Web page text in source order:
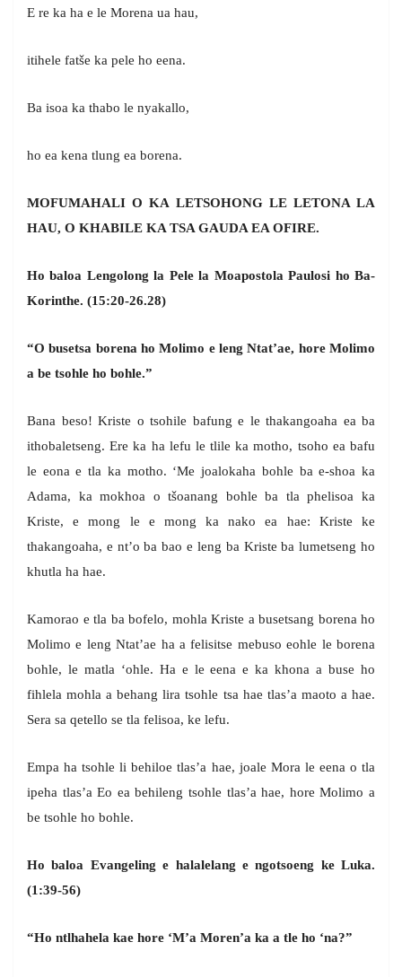
E re ka ha e le Morena ua hau,
itihele fatše ka pele ho eena.
Ba isoa ka thabo le nyakallo,
ho ea kena tlung ea borena.
MOFUMAHALI O KA LETSOHONG LE LETONA LA
HAU, O KHABILE KA TSA GAUDA EA OFIRE.
Ho baloa Lengolong la Pele la Moapostola Paulosi ho Ba-
Korinthe. (15:20-26.28)
“O busetsa borena ho Molimo e leng Ntat’ae, hore Molimo
a be tsohle ho bohle.”
Bana beso! Kriste o tsohile bafung e le thakangoaha ea ba
ithobaletseng. Ere ka ha lefu le tlile ka motho, tsoho ea bafu
le eona e tla ka motho. ‘Me joalokaha bohle ba e-shoa ka
Adama, ka mokhoa o tšoanang bohle ba tla phelisoa ka
Kriste, e mong le e mong ka nako ea hae: Kriste ke
thakangoaha, e nt’o ba bao e leng ba Kriste ba lumetseng ho
khutla ha hae.
Kamorao e tla ba bofelo, mohla Kriste a busetsang borena ho
Molimo e leng Ntat’ae ha a felisitse mebuso eohle le borena
bohle, le matla ‘ohle. Ha e le eena e ka khona a buse ho
fihlela mohla a behang lira tsohle tsa hae tlas’a maoto a hae.
Sera sa qetello se tla felisoa, ke lefu.
Empa ha tsohle li behiloe tlas’a hae, joale Mora le eena o tla
ipeha tlas’a Eo ea behileng tsohle tlas’a hae, hore Molimo a
be tsohle ho bohle.
Ho baloa Evangeling e halalelang e ngotsoeng ke Luka.
(1:39-56)
“Ho ntlhahela kae hore ‘M’a Moren’a ka a tle ho ‘na?”